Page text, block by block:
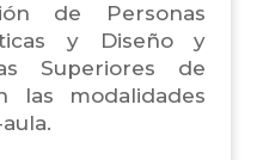
de Personas
y Diseño y
Superiores de
las modalidades